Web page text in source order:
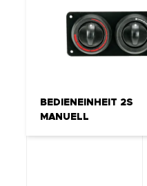
BEDIENEINHEIT 2S
MANUELL